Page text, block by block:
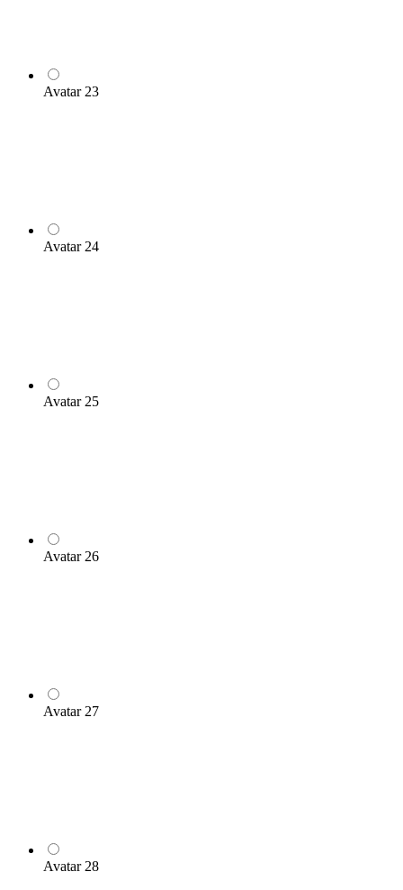
Avatar 23
Avatar 24
Avatar 25
Avatar 26
Avatar 27
Avatar 28